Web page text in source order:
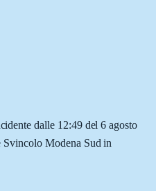
dalle 12:49 del 6 agosto
Modena Sud in